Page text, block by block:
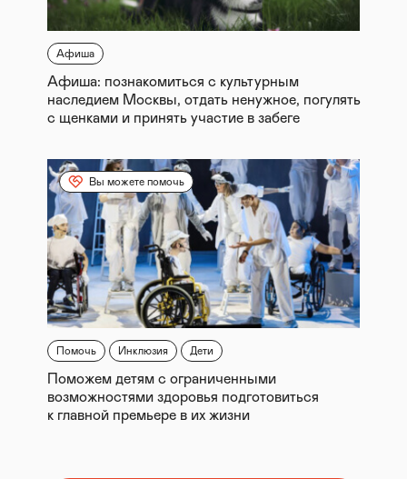
Афиша
Афиша: познакомиться с культурным
наследием Москвы, отдать ненужное, погулять
с щенками и принять участие в забеге
Вы можете помочь
Помочь Инклюзия Дети
Поможем детям с ограниченными
возможностями здоровья подготовиться
к главной премьере в их жизни